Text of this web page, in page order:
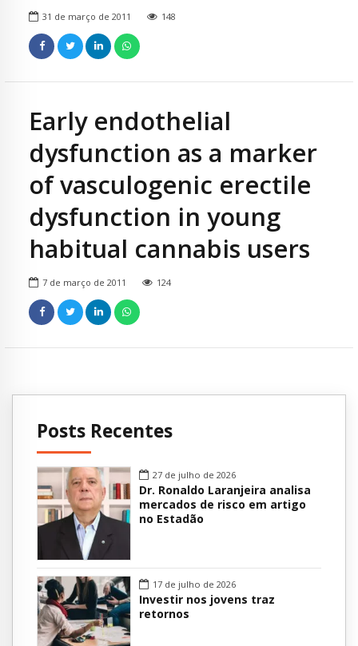
31 de março de 2011 148
Early endothelial
dysfunction as a marker
of vasculogenic erectile
dysfunction in young
habitual cannabis users
7 de março de 2011 124
Posts Recentes
27 de julho de 2026
Dr. Ronaldo Laranjeira analisa
mercados de risco em artigo
no Estadão
17 de julho de 2026
Investir nos jovens traz
retornos